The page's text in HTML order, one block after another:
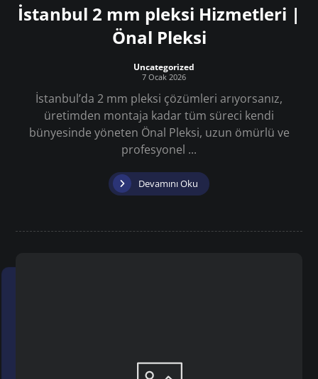
İstanbul 2 mm pleksi Hizmetleri |
Önal Pleksi
Uncategorized
7 Ocak 2026
İstanbul’da 2 mm pleksi çözümleri arıyorsanız,
üretimden montaja kadar tüm süreci kendi
bünyesinde yöneten Önal Pleksi, uzun ömürlü ve
profesyonel ...
Devamını Oku